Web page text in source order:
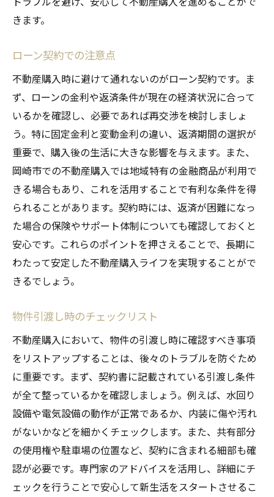
きます。
ローン契約での注意点
不動産購入時に避けて通れないのがローン契約です。ま
ず、ローンの金利や返済条件が現在の経済状況に合って
いるかを確認し、必要であれば再交渉を検討しましょ
う。特に固定金利と変動金利の違い、返済期間の選択が
重要で、購入後の生活に大きな影響を与えます。また、
岡崎市での不動産購入では地域特有の金融商品が利用で
きる場合もあり、これを活用することで有利な条件を得
られることがあります。契約時には、返済が困難になっ
た場合の保険やサポート体制についても確認しておくと
安心です。これらのポイントを押さえることで、長期に
わたって安定した不動産購入ライフを実現することがで
きるでしょう。
物件引渡し時のチェックリスト
不動産購入において、物件の引渡し時に確認すべき事項
をリストアップすることは、後々のトラブルを防ぐため
に重要です。まず、契約書に記載されている引渡し条件
が全て整っているかを確認しましょう。例えば、水回り
設備や電気設備の動作が正常であるか、内装に傷や汚れ
がないかなどを細かくチェックします。また、共有部分
の使用権や駐車場の位置など、契約に含まれる細部も確
認が必要です。専門家のアドバイスを活用し、詳細にチ
ェックを行うことで安心して新生活をスタートさせるこ